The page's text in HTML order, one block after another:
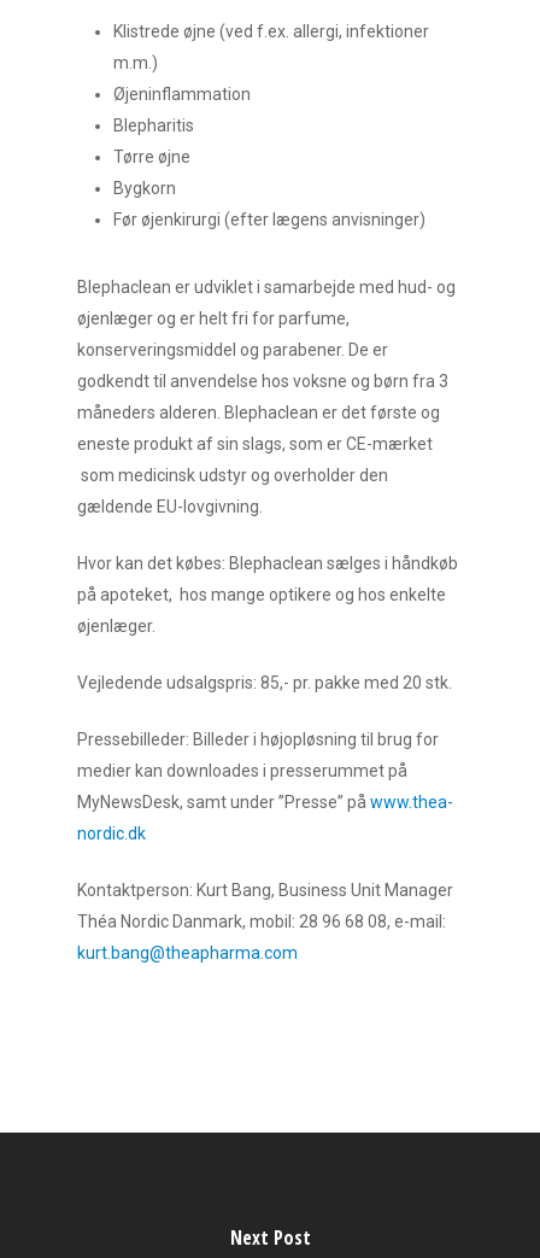
Klistrede øjne (ved f.ex. allergi, infektioner
m.m.)
Øjeninflammation
Blepharitis
Tørre øjne
Bygkorn
Før øjenkirurgi (efter lægens anvisninger)
Blephaclean er udviklet i samarbejde med hud- og
øjenlæger og er helt fri for parfume,
konserveringsmiddel og parabener. De er
godkendt til anvendelse hos voksne og børn fra 3
måneders alderen. Blephaclean er det første og
eneste produkt af sin slags, som er CE-mærket
som medicinsk udstyr og overholder den
gældende EU-lovgivning.
Hvor kan det købes: Blephaclean sælges i håndkøb
på apoteket, hos mange optikere og hos enkelte
øjenlæger.
Vejledende udsalgspris: 85,- pr. pakke med 20 stk.
Pressebilleder: Billeder i højopløsning til brug for
medier kan downloades i presserummet på
MyNewsDesk, samt under ”Presse” på www.thea-
nordic.dk
Kontaktperson: Kurt Bang, Business Unit Manager
Théa Nordic Danmark, mobil: 28 96 68 08, e-mail:
kurt.bang@theapharma.com
Next Post